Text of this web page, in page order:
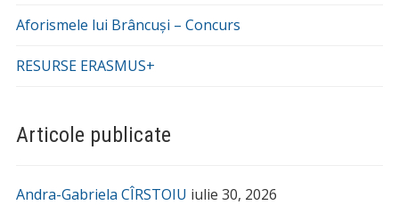
Aforismele lui Brâncuși – Concurs
RESURSE ERASMUS+
Articole publicate
Andra-Gabriela CÎRSTOIU iulie 30, 2026